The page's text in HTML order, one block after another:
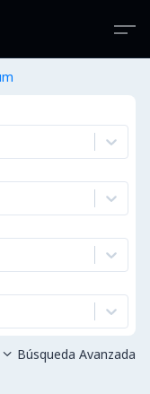
 Búsqueda Avanzada